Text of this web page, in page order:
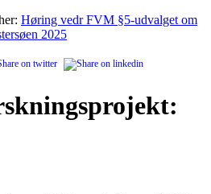
Høring vedr FVM §5-udvalget om
2025